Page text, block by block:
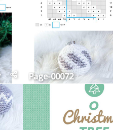
Page-00072